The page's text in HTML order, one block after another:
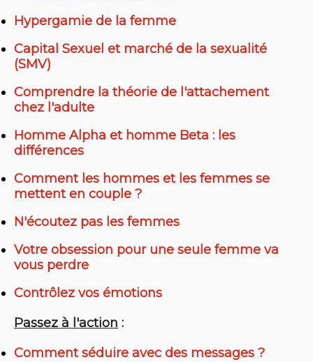
Hypergamie de la femme
Capital Sexuel et marché de la sexualité
(SMV)
Comprendre la théorie de l'attachement
chez l'adulte
Homme Alpha et homme Beta : les
différences
Comment les hommes et les femmes se
mettent en couple ?
N'écoutez pas les femmes
Votre obsession pour une seule femme va
vous perdre
Contrôlez vos émotions
Passez à l'action :
Comment séduire avec des messages ?